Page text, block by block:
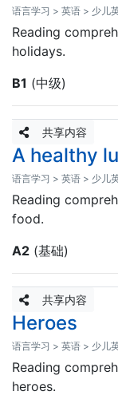
语言学习 > 英语 > 少儿
Reading
holidays.
B1 (中级)
共享内容
A healthy
语言学习 > 英语 > 少儿
Reading
food.
A2 (基础)
共享内容
Heroes
语言学习 > 英语 > 少儿
Reading
heroes.